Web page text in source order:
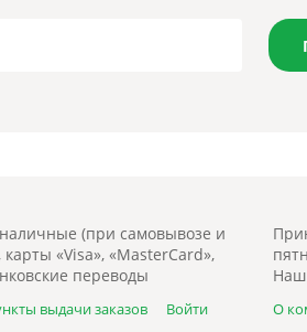
(при самовывозе и
карты «Visa», «MasterCard»,
переводы
выдачи заказов Войти
Наш
О